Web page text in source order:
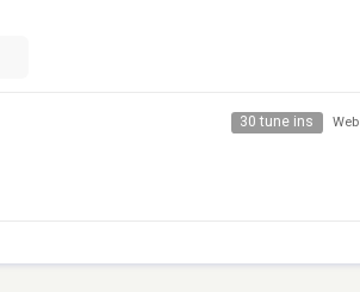
30 tune ins Web